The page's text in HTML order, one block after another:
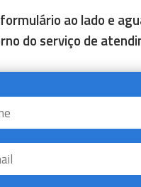
ao lado e
do serviço de